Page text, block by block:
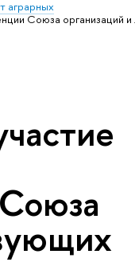
аграрных
Союза организаций и